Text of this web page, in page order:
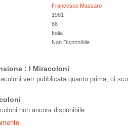
Francesco Massaro
1981
88
Italia
Non Disponibile
: I Miracoloni
verr pubblicata quanto prima, ci
non ancora disponibile.